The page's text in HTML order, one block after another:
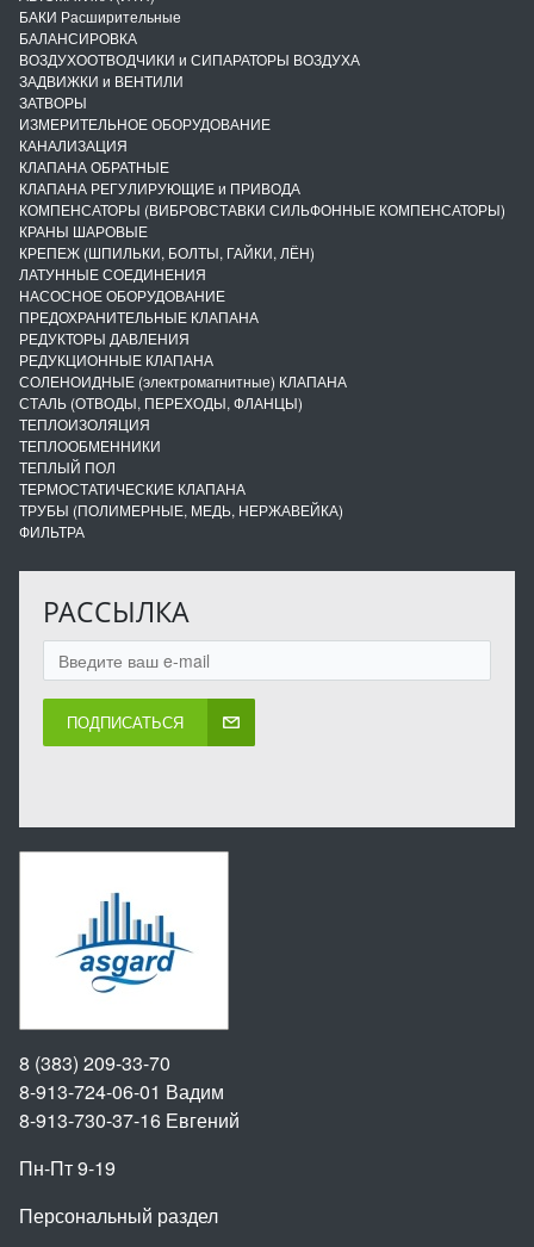
БАКИ Расширительные
БАЛАНСИРОВКА
ВОЗДУХООТВОДЧИКИ и СИПАРАТОРЫ ВОЗДУХА
ЗАДВИЖКИ и ВЕНТИЛИ
ЗАТВОРЫ
ИЗМЕРИТЕЛЬНОЕ ОБОРУДОВАНИЕ
КАНАЛИЗАЦИЯ
КЛАПАНА ОБРАТНЫЕ
КЛАПАНА РЕГУЛИРУЮЩИЕ и ПРИВОДА
КОМПЕНСАТОРЫ (ВИБРОВСТАВКИ СИЛЬФОННЫЕ КОМПЕНСАТОРЫ)
КРАНЫ ШАРОВЫЕ
КРЕПЕЖ (ШПИЛЬКИ, БОЛТЫ, ГАЙКИ, ЛЁН)
ЛАТУННЫЕ СОЕДИНЕНИЯ
НАСОСНОЕ ОБОРУДОВАНИЕ
ПРЕДОХРАНИТЕЛЬНЫЕ КЛАПАНА
РЕДУКТОРЫ ДАВЛЕНИЯ
РЕДУКЦИОННЫЕ КЛАПАНА
СОЛЕНОИДНЫЕ (электромагнитные) КЛАПАНА
СТАЛЬ (ОТВОДЫ, ПЕРЕХОДЫ, ФЛАНЦЫ)
ТЕПЛОИЗОЛЯЦИЯ
ТЕПЛООБМЕННИКИ
ТЕПЛЫЙ ПОЛ
ТЕРМОСТАТИЧЕСКИЕ КЛАПАНА
ТРУБЫ (ПОЛИМЕРНЫЕ, МЕДЬ, НЕРЖАВЕЙКА)
ФИЛЬТРА
РАССЫЛКА
ПОДПИСАТЬСЯ
8 (383) 209-33-70
8-913-724-06-01 Вадим
8-913-730-37-16 Евгений
Пн-Пт 9-19
Персональный раздел